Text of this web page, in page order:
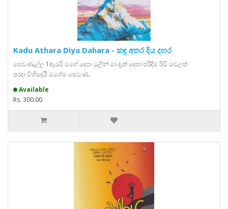
Kadu Athara Diya Dahara - කඳු අතර දිය දහර
සෙවණැල්ල 1ඇරඹී මගේ දෙපා මුලින් මා දෑත් දෙපා පරිදිම රිවි මඬලත්
පරදා විහිදෙයි මගේම සෙවණ..
Available
Rs. 300.00